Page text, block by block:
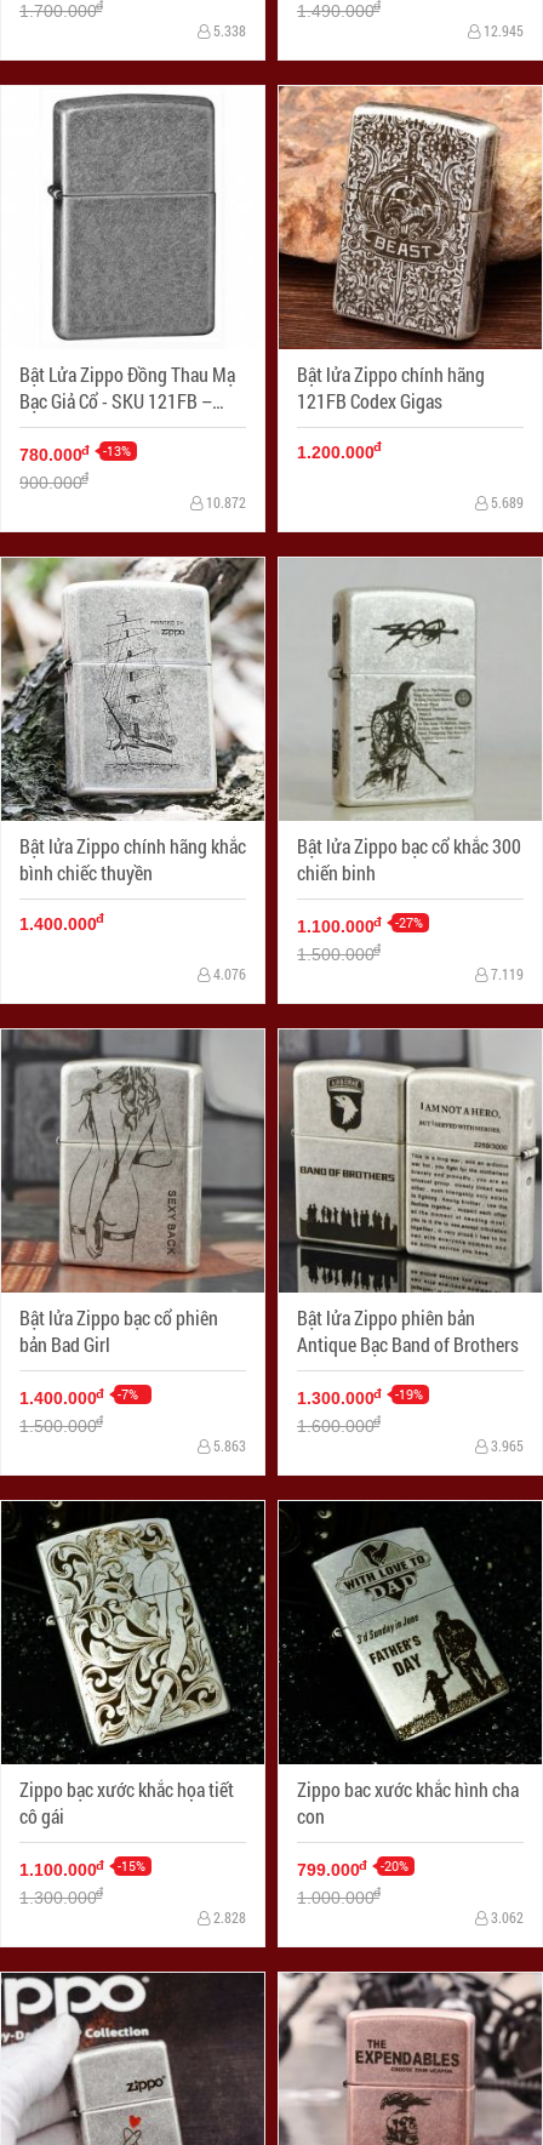
1.700.000đ
5.338
1.490.000đ
12.945
Bật Lửa Zippo Đồng Thau Mạ
Bạc Giả Cổ - SKU 121FB –
Zippo Antique Silver Plate
780.000đ -13%
900.000đ
10.872
Bật lửa Zippo chính hãng
121FB Codex Gigas
1.200.000đ
5.689
Bật lửa Zippo chính hãng khắc
bình chiếc thuyền
1.400.000đ
4.076
Bật lửa Zippo bạc cổ khắc 300
chiến binh
1.100.000đ -27%
1.500.000đ
7.119
Bật lửa Zippo bạc cổ phiên
bản Bad Girl
1.400.000đ -7%
1.500.000đ
5.863
Bật lửa Zippo phiên bản
Antique Bạc Band of Brothers
1.300.000đ -19%
1.600.000đ
3.965
Zippo bạc xước khắc họa tiết
cô gái
1.100.000đ -15%
1.300.000đ
2.828
Zippo bac xước khắc hình cha
con
799.000đ -20%
1.000.000đ
3.062